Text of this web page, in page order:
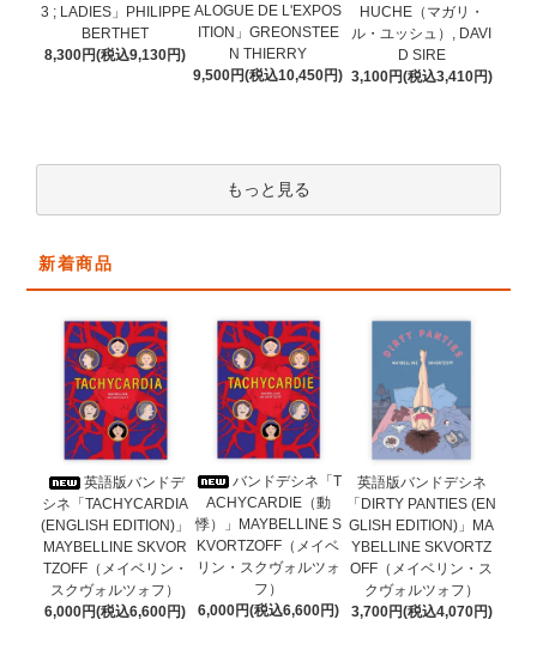
3 ; LADIES」PHILIPPE
BERTHET
8,300円(税込9,130円)
ALOGUE DE L'EXPOS
ITION」GREONSTEE
N THIERRY
9,500円(税込10,450円)
HUCHE（マガリ・
ル・ユッシュ）, DAVI
D SIRE
3,100円(税込3,410円)
もっと見る
新着商品
英語版バンドデ
シネ「TACHYCARDIA
(ENGLISH EDITION)」
MAYBELLINE SKVOR
TZOFF（メイベリン・
スクヴォルツォフ）
6,000円(税込6,600円)
バンドデシネ「T
ACHYCARDIE（動
悸）」MAYBELLINE S
KVORTZOFF（メイベ
リン・スクヴォルツォ
フ）
6,000円(税込6,600円)
英語版バンドデシネ
「DIRTY PANTIES (EN
GLISH EDITION)」MA
YBELLINE SKVORTZ
OFF（メイベリン・ス
クヴォルツォフ）
3,700円(税込4,070円)